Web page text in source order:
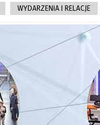
WYDARZENIA I RELACJE